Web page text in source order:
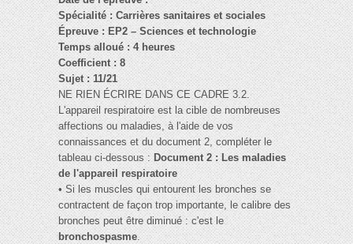
Spécialité : Carrières sanitaires et sociales
Épreuve : EP2 – Sciences et technologie
Temps alloué : 4 heures
Coefficient : 8
Sujet : 11/21
NE RIEN ÉCRIRE DANS CE CADRE 3.2.
L'appareil respiratoire est la cible de nombreuses
affections ou maladies, à l'aide de vos
connaissances et du document 2, compléter le
tableau ci-dessous :Document 2 : Les maladies
de l'appareil respiratoire
• Si les muscles qui entourent les bronches se
contractent de façon trop importante, le calibre des
bronches peut être diminué : c'est le
bronchospasme.